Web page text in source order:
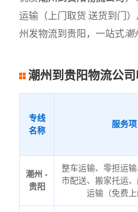
运输（上门取货 送货到门
州发物流到贵阳，一站式潮
潮州到贵阳物流公司
专线
名称
服务项
潮州 -
贵阳
整车运输、零担运
市配送、搬家托运
运输（免费上